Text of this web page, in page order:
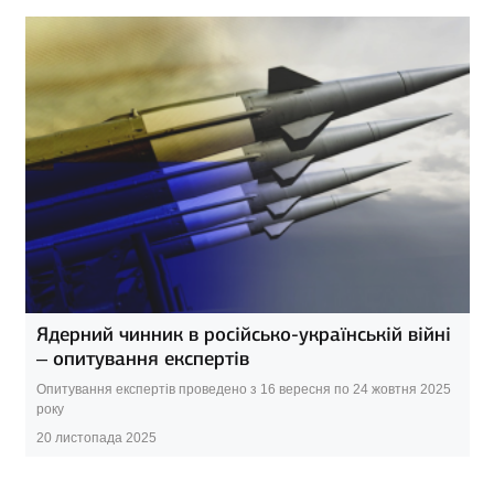
Ядерний чинник в російсько-українській війні
– опитування експертів
Опитування експертів проведено з 16 вересня по 24 жовтня 2025
року
20 листопада 2025